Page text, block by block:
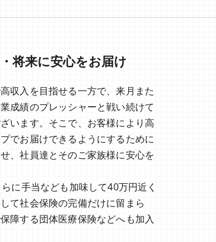
将来に安心をお届け
収入を目指せる一方で、来月また
成績のプレッシャーと戦い続けて
います。そこで、お客様により高
でお届けできるようにするために
、社員達とそのご家族様に安心を
に手当なども加味して40万円近く
て社会保険の完備だけに留まら
障する団体医療保険などへも加入